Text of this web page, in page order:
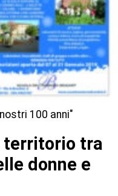
100 anni"
territorio tra
donne e